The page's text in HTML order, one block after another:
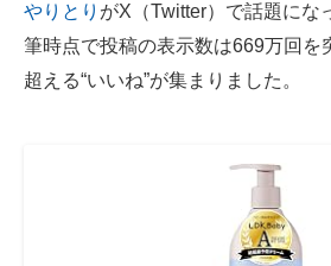
スマホと通信の最新トレンド
進化するPCとデバイスの未来
やりとり がX（Twitter）で話題にな
筆時点で投稿の表示数は669万回を
超える“いいね”が集まりました。